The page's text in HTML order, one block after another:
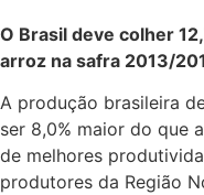
O Brasil deve colher
arroz na safra 2013/
A produção brasileira
ser 8,0% maior do que
de melhores
produtores da Região